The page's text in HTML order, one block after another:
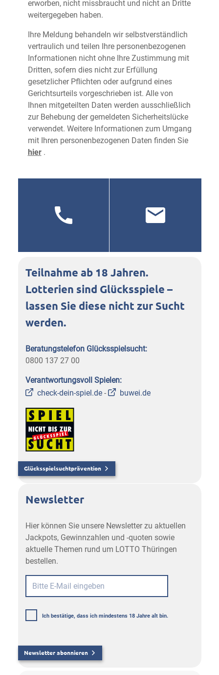
erworben, nicht missbraucht und nicht an Dritte
weitergegeben haben.
Ihre Meldung behandeln wir selbstverständlich
vertraulich und teilen Ihre personenbezogenen
Informationen nicht ohne Ihre Zustimmung mit
Dritten, sofern dies nicht zur Erfüllung
gesetzlicher Pflichten oder aufgrund eines
Gerichtsurteils vorgeschrieben ist. Alle von
Ihnen mitgeteilten Daten werden ausschließlich
zur Behebung der gemeldeten Sicherheitslücke
verwendet. Weitere Informationen zum Umgang
mit Ihren personenbezogenen Daten finden Sie
hier.
Teilnahme ab 18 Jahren.
Lotterien sind Glücksspiele –
lassen Sie diese nicht zur Sucht
werden.
Beratungstelefon Glücksspielsucht:
0800 137 27 00
Verantwortungsvoll Spielen:
check-dein-spiel.de- buwei.de
Glücksspielsuchtprävention
Newsletter
Hier können Sie unsere Newsletter zu aktuellen
Jackpots, Gewinnzahlen und -quoten sowie
aktuelle Themen rund um LOTTO Thüringen
bestellen.
Ich bestätige, dass ich mindestens 18 Jahre alt bin.
Newsletter abonnieren